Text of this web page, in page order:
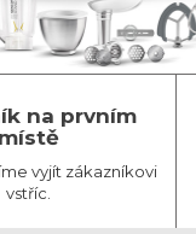
na prvním
místě
vyjít zákazníkovi
vstříc.